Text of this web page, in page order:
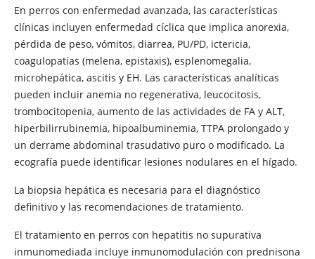
En perros con enfermedad avanzada, las características
clínicas incluyen enfermedad cíclica que implica anorexia,
pérdida de peso, vómitos, diarrea, PU/PD, ictericia,
coagulopatías (melena, epistaxis), esplenomegalia,
microhepática, ascitis y EH. Las características analíticas
pueden incluir anemia no regenerativa, leucocitosis,
trombocitopenia, aumento de las actividades de FA y ALT,
hiperbilirrubinemia, hipoalbuminemia, TTPA prolongado y
un derrame abdominal trasudativo puro o modificado. La
ecografía puede identificar lesiones nodulares en el hígado.
La biopsia hepática es necesaria para el diagnóstico
definitivo y las recomendaciones de tratamiento.
El tratamiento en perros con hepatitis no supurativa
inmunomediada incluye inmunomodulación con prednisona